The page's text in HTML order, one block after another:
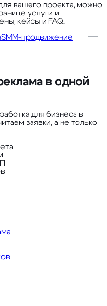
вашего проекта, можно
услуги и
кейсы и FAQ.
SMM-продвижение
в одной
для бизнеса в
заявки, а не только